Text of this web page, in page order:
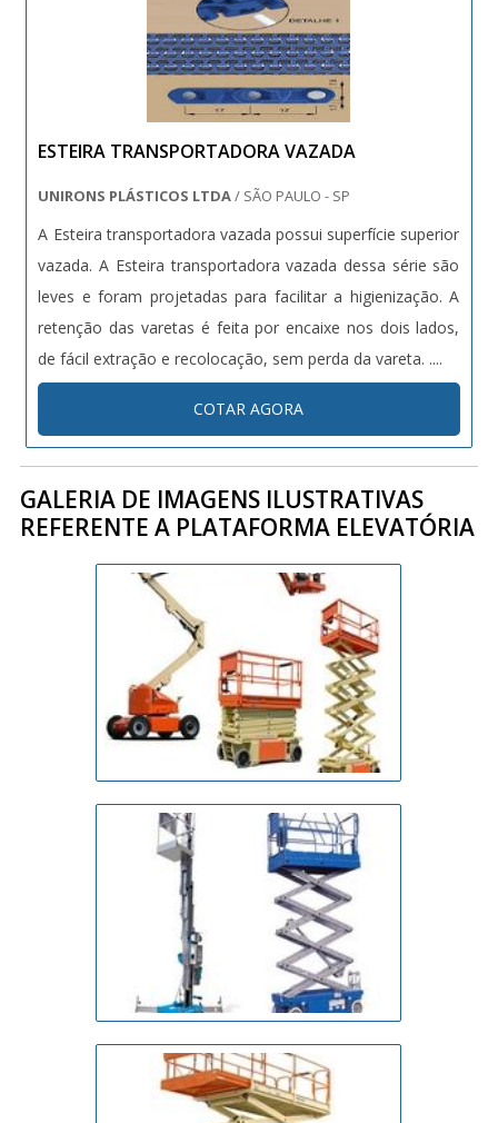
ESTEIRA TRANSPORTADORA VAZADA
UNIRONS PLÁSTICOS LTDA/ SÃO PAULO - SP
A Esteira transportadora vazada possui superfície superior
vazada. A Esteira transportadora vazada dessa série são
leves e foram projetadas para facilitar a higienização. A
retenção das varetas é feita por encaixe nos dois lados,
de fácil extração e recolocação, sem perda da vareta. ....
COTAR AGORA
GALERIA DE IMAGENS ILUSTRATIVAS
REFERENTE A PLATAFORMA ELEVATÓRIA